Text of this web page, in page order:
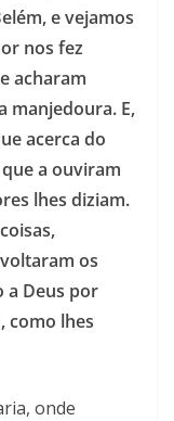
e vejamos
nos fez
acharam
manjedoura. E,
acerca do
a ouviram
lhes diziam.
os
a Deus por
como lhes
onde